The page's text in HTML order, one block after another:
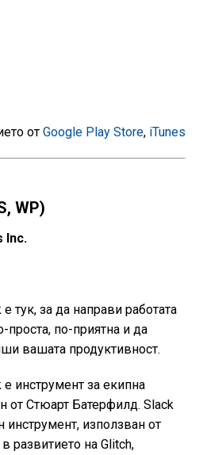
отGoogle Play Store, iTunes
WP)
Inc.
е тук, за да направи работата
проста, по-приятна и да
вашата продуктивност.
е инструмент за екипна
от Стюарт Батерфилд. Slack
инструмент, използван от
развитието на Glitch,